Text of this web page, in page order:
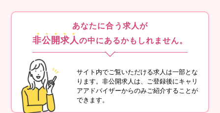
あなたに合う求人が
非公開求人の中にあるかもしれません。
サイト内でご覧いただける求人は一部とな
ります。非公開求人は、ご登録後にキャリ
アアドバイザーからのみご紹介することが
できます。